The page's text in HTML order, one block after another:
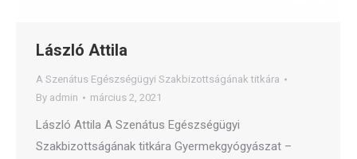
László Attila
A Szenátus Egészségügyi Szakbizottságának titkára
By admin március 2, 2021
László Attila A Szenátus Egészségügyi
Szakbizottságának titkára Gyermekgyógyászat –